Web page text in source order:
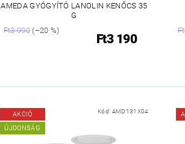
AMEDA GYÓGYÍTÓ LANOLIN KENŐCS 35
G
Ft3 990 (–20 %)
Ft3 190
AKCIÓ
ÚJDONSÁG
Kód: AMD131X04